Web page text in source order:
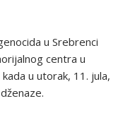
u Srebrenci
centra u
u utorak, 11. jula,